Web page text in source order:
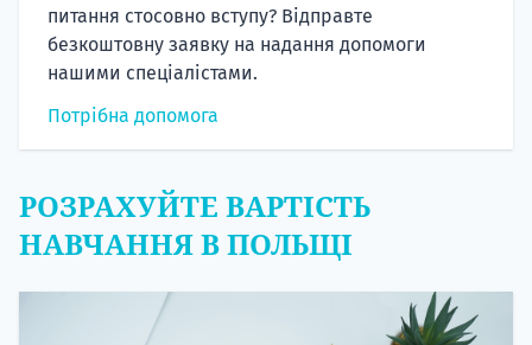
питання стосовно вступу? Відправте
безкоштовну заявку на надання допомоги
нашими спеціалістами.
Потрібна допомога
РОЗРАХУЙТЕ ВАРТІСТЬ
НАВЧАННЯ В ПОЛЬЩІ